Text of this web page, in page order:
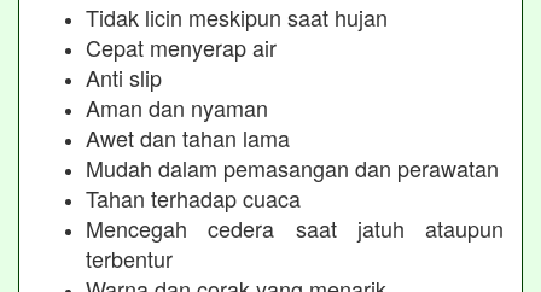
Tidak licin meskipun saat hujan
Cepat menyerap air
Anti slip
Aman dan nyaman
Awet dan tahan lama
Mudah dalam pemasangan dan perawatan
Tahan terhadap cuaca
Mencegah cedera saat jatuh ataupun
terbentur